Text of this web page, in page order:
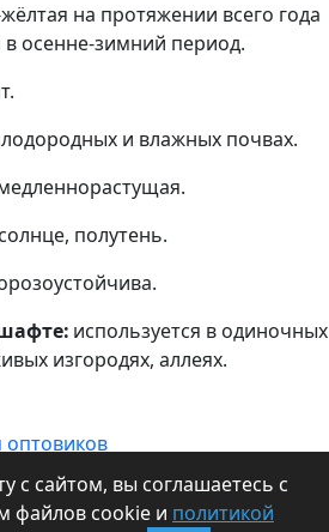
на протяжении всего года
в осенне-зимний период.
и влажных почвах.
солнце, полутень.
используется в одиночных
изгородях, аллеях.
с сайтом, вы соглашаетесь с
файлов cookie и политикой